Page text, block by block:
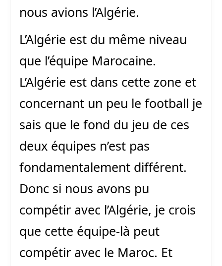
nous avions l’Algérie.
L’Algérie est du même niveau
que l’équipe Marocaine.
L’Algérie est dans cette zone et
concernant un peu le football je
sais que le fond du jeu de ces
deux équipes n’est pas
fondamentalement différent.
Donc si nous avons pu
compétir avec l’Algérie, je crois
que cette équipe-là peut
compétir avec le Maroc. Et